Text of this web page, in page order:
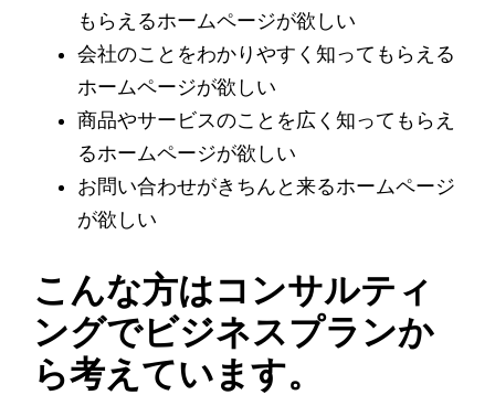
もらえるホームページが欲しい
会社のことをわかりやすく知ってもらえる
ホームページが欲しい
商品やサービスのことを広く知ってもらえ
るホームページが欲しい
お問い合わせがきちんと来るホームページ
が欲しい
こんな方はコンサルティ
ングでビジネスプランか
ら考えています。